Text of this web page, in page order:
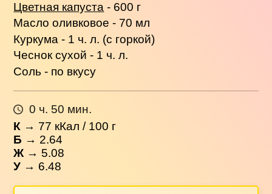
Цветная капуста - 600 г
Масло оливковое - 70 мл
Куркума - 1 ч. л. (с горкой)
Чеснок сухой - 1 ч. л.
Соль - по вкусу
0 ч. 50 мин.
К → 77 кКал / 100 г
Б → 2.64
Ж → 5.08
У → 6.48